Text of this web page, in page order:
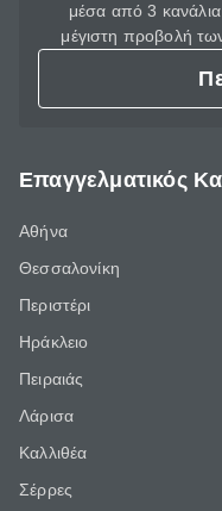
μέσα από 3 κανάλια
μέγιστη προβολή
Επαγγελματικός
Αθήνα
Θεσσαλονίκη
Περιστέρι
Ηράκλειο
Πειραιάς
Λάρισα
Καλλιθέα
Σέρρες